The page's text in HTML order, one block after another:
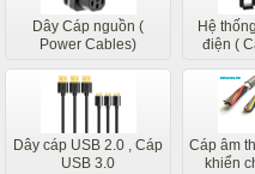
Dây Cáp nguồn (
Power Cables)
Hệ
điện (
Dây cáp USB 2.0 , Cáp
USB 3.0
Cáp âm
khiển